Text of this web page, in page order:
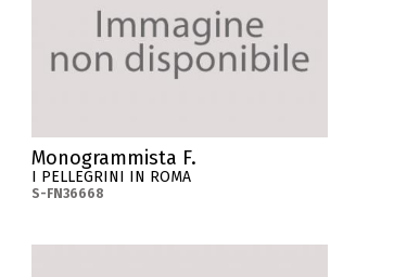
Monogrammista F.
I PELLEGRINI IN ROMA
S-FN36668